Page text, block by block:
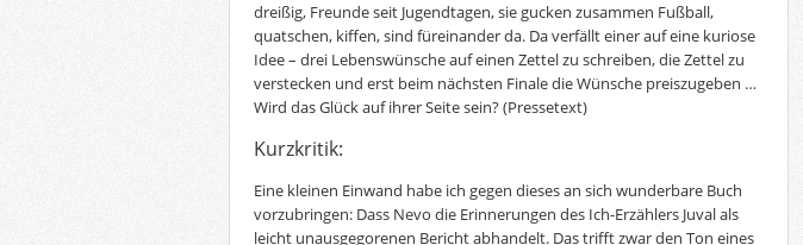
dreißig, Freunde seit Jugendtagen, sie gucken zusammen Fußball,
quatschen, kiffen, sind füreinander da. Da verfällt einer auf eine kuriose
Idee – drei Lebenswünsche auf einen Zettel zu schreiben, die Zettel zu
verstecken und erst beim nächsten Finale die Wünsche preiszugeben …
Wird das Glück auf ihrer Seite sein?(Pressetext)
Kurzkritik:
Eine kleinen Einwand habe ich gegen dieses an sich wunderbare Buch
vorzubringen: Dass Nevo die Erinnerungen des Ich-Erzählers Juval als
leicht unausgegorenen Bericht abhandelt. Das trifft zwar den Ton eines